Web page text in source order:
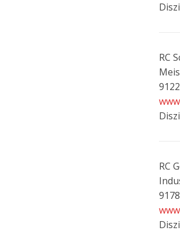
RC
RC